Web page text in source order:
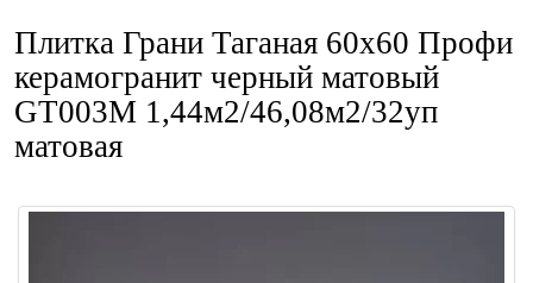
Плитка Грани Таганая 60x60 Профи
керамогранит черный матовый
GT003M 1,44м2/46,08м2/32уп
матовая